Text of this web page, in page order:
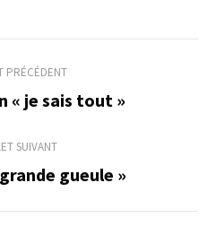
PRÉCÉDENT
Onglet
« je sais tout »
SUIVANT
Onglet gueule »